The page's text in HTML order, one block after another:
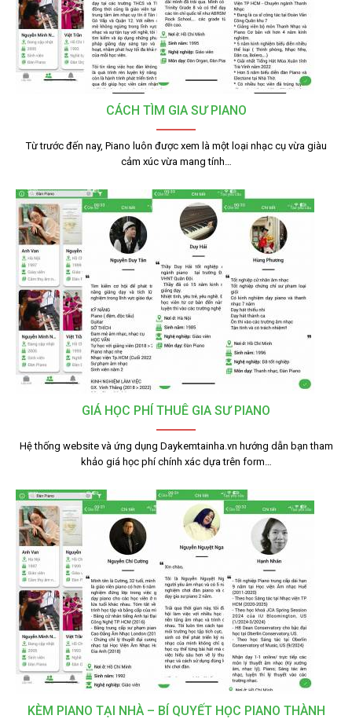
CÁCH TÌM GIA SƯ PIANO
Từ trước đến nay, Piano luôn được xem là một loại nhạc cụ vừa giàu
cảm xúc vừa mang tính…
GIÁ HỌC PHÍ THUÊ GIA SƯ PIANO
Hệ thống website và ứng dụng Daykemtainha.vn hướng dẫn bạn tham
khảo giá học phí chính xác dựa trên form…
KÈM PIANO TẠI NHÀ – BÍ QUYẾT HỌC PIANO THÀNH